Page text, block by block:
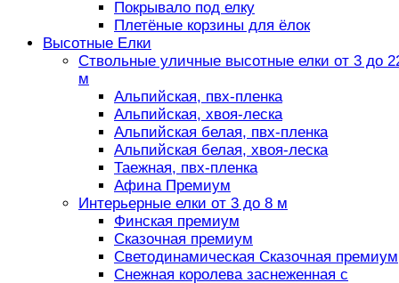
Покрывало под елку
Плетёные корзины для ёлок
Высотные Елки
Ствольные уличные высотные елки от 3 до
м
Альпийская, пвх-пленка
Альпийская, хвоя-леска
Альпийская белая, пвх-пленка
Альпийская белая, хвоя-леска
Таежная, пвх-пленка
Афина Премиум
Интерьерные елки от 3 до 8 м
Финская премиум
Сказочная премиум
Светодинамическая Сказочная премиум
Снежная королева заснеженная с